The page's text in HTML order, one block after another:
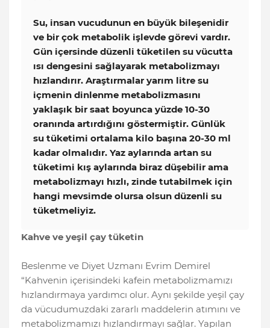
Su, insan vucudunun en büyük bileşenidir
ve bir çok metabolik işlevde görevi vardır.
Gün içersinde düzenli tüketilen su vücutta
ısı dengesini sağlayarak metabolizmayı
hızlandırır. Araştırmalar yarım litre su
içmenin dinlenme metabolizmasını
yaklaşık bir saat boyunca yüzde 10-30
oranında artırdığını göstermiştir. Günlük
su tüketimi ortalama kilo başına 20-30 ml
kadar olmalıdır. Yaz aylarında artan su
tüketimi kış aylarında biraz düşebilir ama
metabolizmayı hızlı, zinde tutabilmek için
hangi mevsimde olursa olsun düzenli su
tüketmeliyiz.
Kahve ve yeşil çay tüketin
Beslenme ve Diyet Uzmanı Evrim Demirel
“Kahvenin içerisindeki kafein metabolizmamızı
hızlandırmaya yardımcı olur. Aynı şekilde yeşil çay
da vücudumuzdaki zararlı maddelerin atımını ve
metabolizmamızı hızlandırmayı sağlar. Yapılan